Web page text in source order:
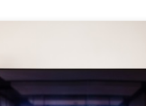
Kantonsstrassen
Partnerschaft,
Zivilstandsregiste